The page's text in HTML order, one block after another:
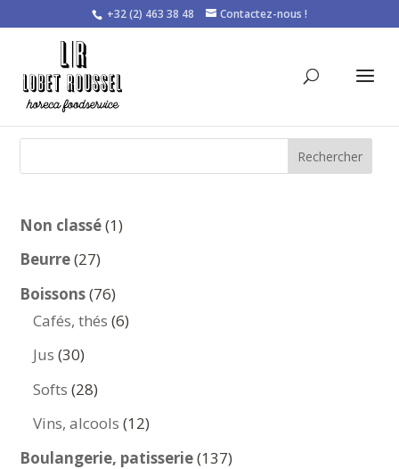
+32 (2) 463 38 48 Contactez-nous !
Rechercher
Non classé 11
Beurre 2727
produits
Boissons 7676
produits
Cafés, thés 66
Jus 3030
produits
Softs 2828
produits
Vins, alcools 1212
produits
Boulangerie, patisserie 137137